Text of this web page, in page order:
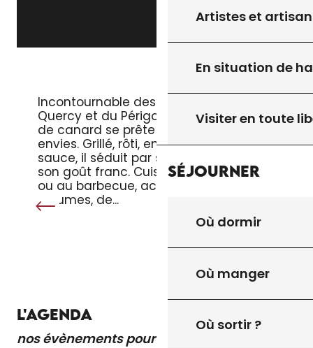
Artistes et
En situation de
Visiter en toute
Séjourner
Où dormir
Où manger
Où sortir ?
Incontournable des tables du
Quercy et du Périgord, le magret
de canard se prête à toutes les
envies. Grillé, rôti, en salade ou en
sauce, il séduit par sa tendreté et
son goût franc. Cuisiné à la poêle
ou au barbecue, accompagné de
légumes, de...
L'AGENDA
nos évènements pour vous
Lire la suite